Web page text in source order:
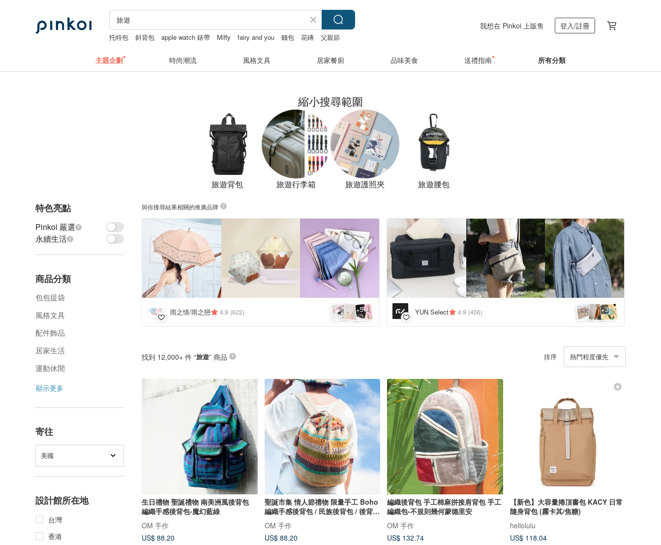
托特包 斜背包 apple watch 錶帶 Miffy fairy and you 錢包 花磚 父親節
我想在 Pinkoi 上販售 登入/註冊
主題企劃 時尚潮流 風格文具 居家餐廚 品味美食 送禮指南 所有分類
縮小搜尋範圍
旅遊背包 旅遊行李箱 旅遊護照夾 旅遊腰包
特色亮點
Pinkoi 嚴選
永續生活
商品分類
包包提袋
風格文具
配件飾品
居家生活
運動休閒
顯示更多
寄往
美國
設計館所在地
台灣
香港
與你搜尋結果相關的推廣品牌
雨之情/雨之戀 4.9 (622) +5 YUN Select 4.9 (406) +3
找到 12,000+ 件 “旅遊” 商品 排序 熱門程度優先
生日禮物 聖誕禮物 南美洲風後背包
編織手感後背包-魔幻藍綠
OM 手作
US$ 88.20
聖誕市集 情人節禮物 限量手工 Boho
編織手感後背包 / 民族後背包 / 後背包
/ 肩背包 / 民族登山包 / 旅行後背包 /
鉤織後背包 / 鉤織包 / 條紋後背包 - 夏
天的彩虹色繽紛條紋
OM 手作
US$ 88.20
編織後背包 手工棉麻拼接肩背包 手工
編織包-不規則幾何蒙德里安
OM 手作
US$ 132.74
【新色】大容量捲頂書包 KACY 日常
隨身背包 (霧卡其/焦糖)
hellolulu
US$ 118.04